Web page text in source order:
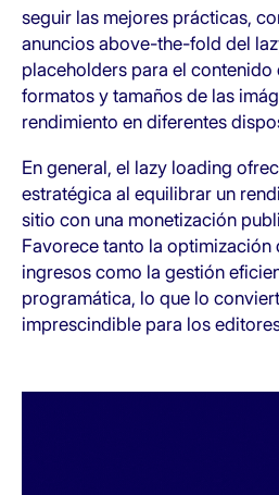
seguir las mejores prácticas,
anuncios above-the-fold del
placeholders para el
formatos y tamaños de las
rendimiento en diferentes
En general, el lazy loading
estratégica al equilibrar un
sitio con una monetización
Favorece tanto la optimización
ingresos como la gestión
programática, lo que lo
imprescindible para los